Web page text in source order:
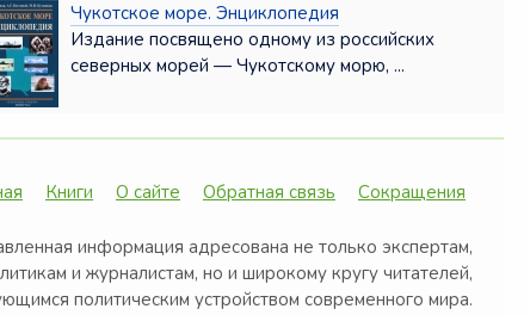
Чукотское море. Энциклопедия
Издание посвящено одному из российских
северных морей — Чукотскому морю, ...
Книги О сайте Обратная связь Сокращения
информация адресована не только экспертам,
и журналистам, но и широкому кругу читателей,
политическим устройством современного мира.